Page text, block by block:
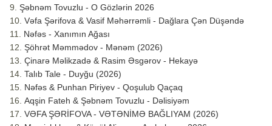
Şəbnəm Tovuzlu - O Gözlərin 2026
Vəfa Şərifova & Vasif Məhərrəmli - Dağlara Çən Düşəndə
Nəfəs - Xanımın Ağası
Şöhrət Məmmədov - Mənəm (2026)
Çinarə Məlikzadə & Rasim Əsgərov - Hekayə
Talıb Tale - Duyğu (2026)
Nəfəs & Punhan Piriyev - Qoşulub Qaçaq
Aqşin Fateh & Şəbnəm Tovuzlu - Dəlisiyəm
VƏFA ŞƏRİFOVA - VƏTƏNİMƏ BAĞLIYAM (2026)